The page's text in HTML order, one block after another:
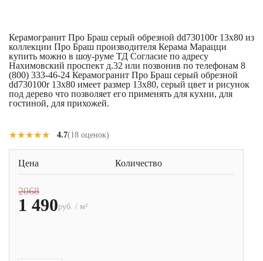
Керамогранит Про Браш серый обрезной dd730100r 13x80 из
коллекции Про Браш производителя Керама Марацци
купить можно в шоу-руме ТД Согласие по адресу
Нахимовский проспект д.32 или позвонив по телефонам 8
(800) 333-46-24 Керамогранит Про Браш серый обрезной
dd730100r 13x80 имеет размер 13x80, серый цвет и рисунок
под дерево что позволяет его применять для кухни, для
гостиной, для прихожей.
★★★★★
★★★★★ 4.7(18 оценок)
Цена Количество
2068
1 490руб. / м²